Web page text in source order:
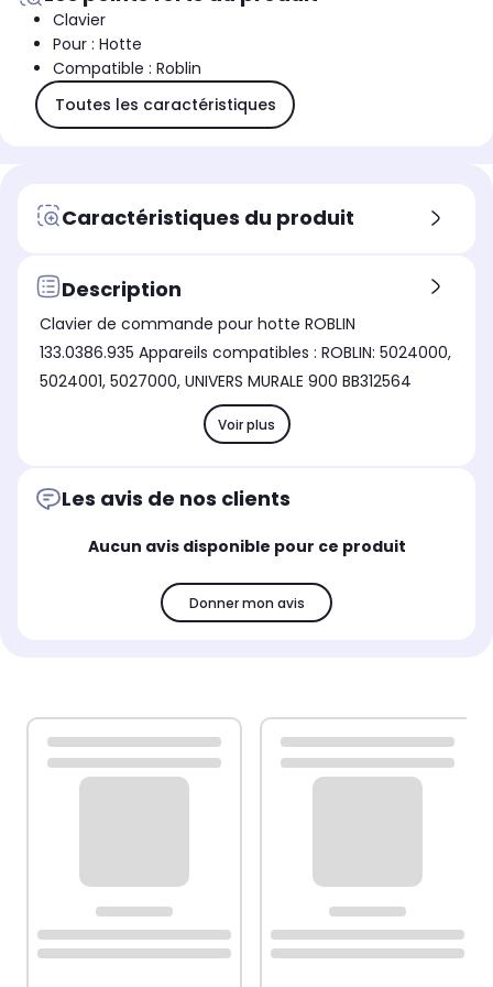
Clavier
Pour : Hotte
Compatible : Roblin
Toutes les caractéristiques
Caractéristiques du produit
Description
Clavier de commande pour hotte ROBLIN
133.0386.935 Appareils compatibles : ROBLIN: 5024000,
5024001, 5027000, UNIVERS MURALE 900 BB312564
Voir plus
Les avis de nos clients
Aucun avis disponible pour ce produit
Donner mon avis